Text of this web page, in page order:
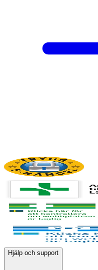
Hjälp och support